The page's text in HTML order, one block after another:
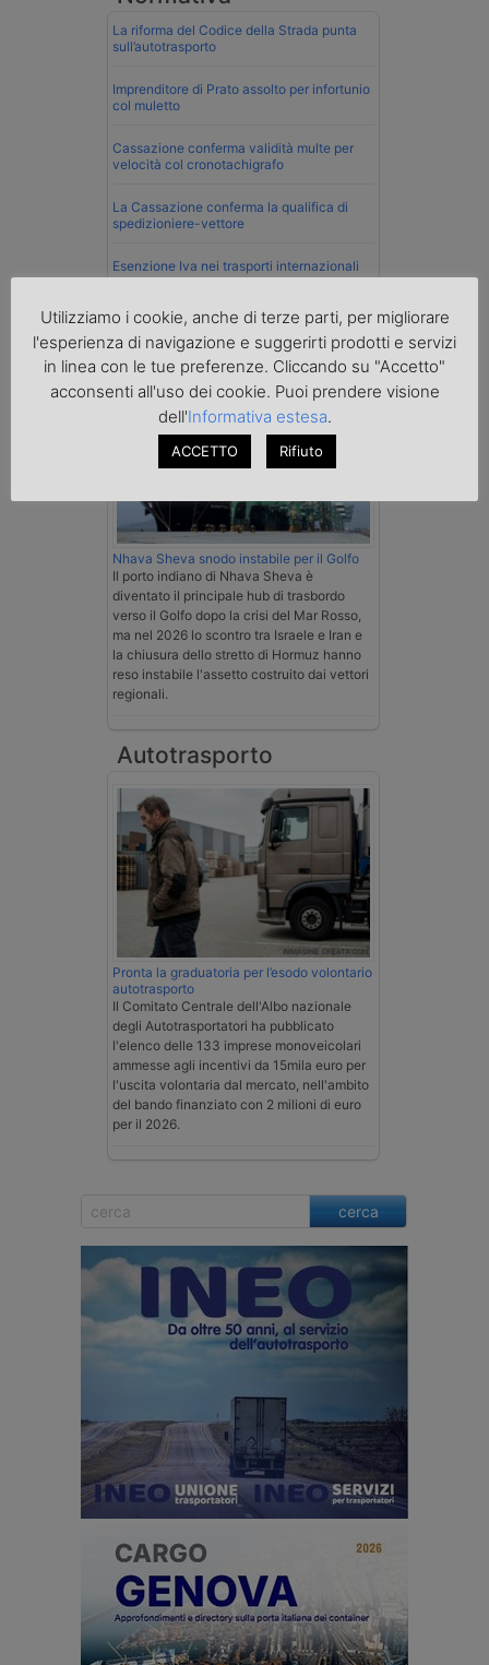
La riforma del Codice della Strada punta
sull’autotrasporto
Imprenditore di Prato assolto per infortunio
col muletto
Cassazione conferma validità multe per
velocità col cronotachigrafo
La Cassazione conferma la qualifica di
spedizioniere-vettore
Esenzione Iva nei trasporti internazionali
su tutta la filiera
Mare
Nhava Sheva snodo instabile per il Golfo
Il porto indiano di Nhava Sheva è
diventato il principale hub di trasbordo
verso il Golfo dopo la crisi del Mar Rosso,
ma nel 2026 lo scontro tra Israele e Iran e
la chiusura dello stretto di Hormuz hanno
reso instabile l'assetto costruito dai vettori
regionali.
Autotrasporto
Pronta la graduatoria per l’esodo volontario
autotrasporto
Il Comitato Centrale dell'Albo nazionale
degli Autotrasportatori ha pubblicato
l'elenco delle 133 imprese monoveicolari
ammesse agli incentivi da 15mila euro per
l'uscita volontaria dal mercato, nell'ambito
del bando finanziato con 2 milioni di euro
per il 2026.
cerca
Utilizziamo i cookie, anche di terze parti, per migliorare
l'esperienza di navigazione e suggerirti prodotti e servizi
in linea con le tue preferenze. Cliccando su "Accetto"
acconsenti all'uso dei cookie. Puoi prendere visione
dell'Informativa estesa.
ACCETTO Rifiuto